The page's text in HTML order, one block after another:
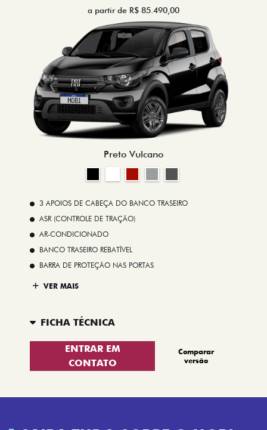
a partir de R$ 85.490,00
Preto Vulcano
3 APOIOS DE CABEÇA DO BANCO TRASEIRO
ASR (CONTROLE DE TRAÇÃO)
AR-CONDICIONADO
BANCO TRASEIRO REBATÍVEL
BARRA DE PROTEÇÃO NAS PORTAS
VER MAIS
FICHA TÉCNICA
ENTRAR EM
CONTATO
Comparar
versão